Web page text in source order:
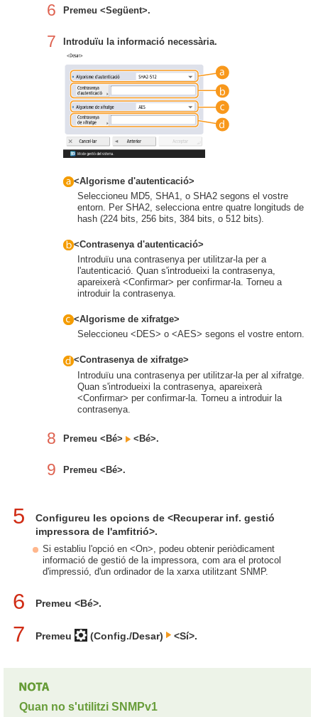
6 Premeu <Següent>.
7 Introduïu la informació necessària.
<Algorisme d'autenticació>
Seleccioneu MD5, SHA1, o SHA2 segons el vostre
entorn. Per SHA2, selecciona entre quatre longituds de
hash (224 bits, 256 bits, 384 bits, o 512 bits).
<Contrasenya d'autenticació>
Introduïu una contrasenya per utilitzar-la per a
l'autenticació. Quan s'introdueixi la contrasenya,
apareixerà <Confirmar> per confirmar-la. Torneu a
introduir la contrasenya.
<Algorisme de xifratge>
Seleccioneu <DES> o <AES> segons el vostre entorn.
<Contrasenya de xifratge>
Introduïu una contrasenya per utilitzar-la per al xifratge.
Quan s'introdueixi la contrasenya, apareixerà
<Confirmar> per confirmar-la. Torneu a introduir la
contrasenya.
8 Premeu <Bé> <Bé>.
9 Premeu <Bé>.
5
Configureu les opcions de <Recuperar inf. gestió
impressora de l'amfitrió>.
Si establiu l'opció en <On>, podeu obtenir periòdicament
informació de gestió de la impressora, com ara el protocol
d'impressió, d'un ordinador de la xarxa utilitzant SNMP.
6 Premeu <Bé>.
7 Premeu (Config./Desar) <Sí>.
Quan no s'utilitzi SNMPv1